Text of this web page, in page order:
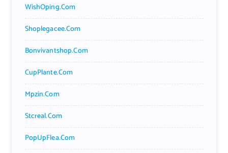
WishOping.com
Shoplegacee.com
Bonvivantshop.com
CupPlante.com
Mpzin.com
Stcreal.com
PopUpFlea.com